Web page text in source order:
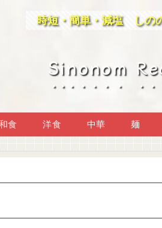
時短・簡単・減塩 しの
Sinonom
食 洋食 中華 麺